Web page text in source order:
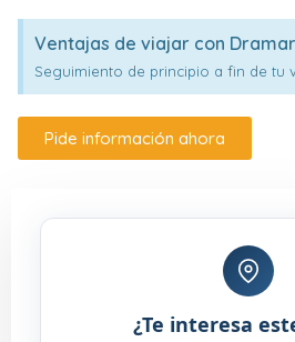
Ventajas de viajar con
Seguimiento de principio a fin de tu
Pide información ahora
¿Te interesa